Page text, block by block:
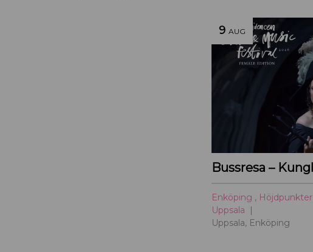
9 AUG
Enköping , Höjdpunkter
Uppsala
Uppsala, Enköping